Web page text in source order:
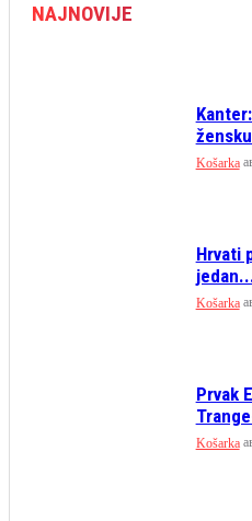
NAJNOVIJE
Košarka
Hrvati
Košarka
Prvak
Košarka